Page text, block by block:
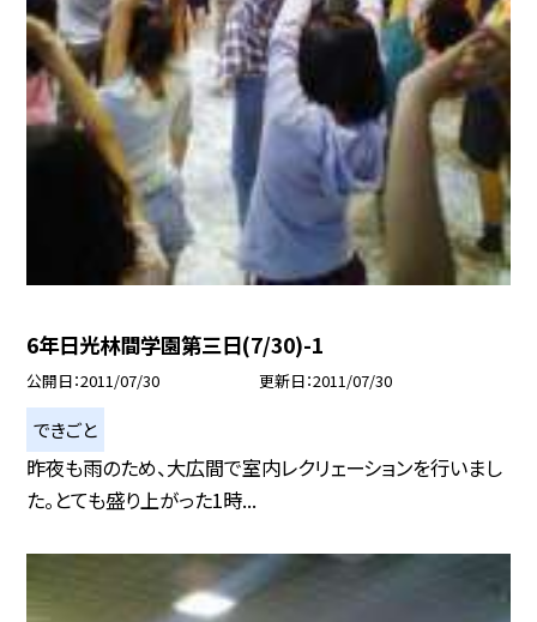
6年日光林間学園第三日(7/30)-1
公開日 2011/07/30 更新日 2011/07/30
できごと
昨夜も雨のため、大広間で室内レクリェーションを行いまし
た。とても盛り上がった1時...